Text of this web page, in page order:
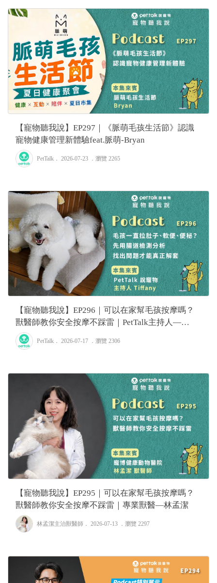
【寵物聽我說】EP297｜《脈萌毛孩生活節》認識
寵物健康管理新體驗feat.脈萌-Bryan
PetTalk ． 2026-07-23 ． 瀏覽 2265
【寵物聽我說】EP296｜可以在家幫毛孩按摩嗎？
獸醫師教你安全按摩不踩雷｜PetTalk主持人—
Tiffany
PetTalk ． 2026-07-17 ． 瀏覽 2306
【寵物聽我說】EP295｜可以在家幫毛孩按摩嗎？
獸醫師教你安全按摩不踩雷｜專業獸醫—林孟潔
林孟潔主治獸醫師 ． 2026-07-13 ． 瀏覽 2297